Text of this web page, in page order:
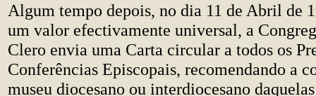
Algum tempo depois, no dia 11 de Abril de
um valor efectivamente universal, a
Clero envia uma Carta circular a todos os
Conferências Episcopais, recomendando a
museu diocesano ou interdiocesano